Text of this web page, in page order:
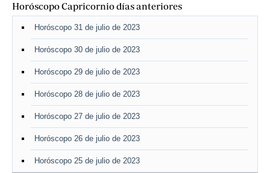
Horóscopo Capricornio días anteriores
Horóscopo 31 de julio de 2023
Horóscopo 30 de julio de 2023
Horóscopo 29 de julio de 2023
Horóscopo 28 de julio de 2023
Horóscopo 27 de julio de 2023
Horóscopo 26 de julio de 2023
Horóscopo 25 de julio de 2023